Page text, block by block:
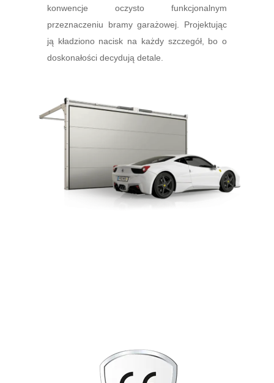
konwencje oczysto funkcjonalnym
przeznaczeniu bramy garażowej. Projektując
ją kładziono nacisk na każdy szczegół, bo o
doskonałości decydują detale.